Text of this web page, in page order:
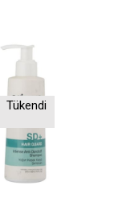
Tükendi